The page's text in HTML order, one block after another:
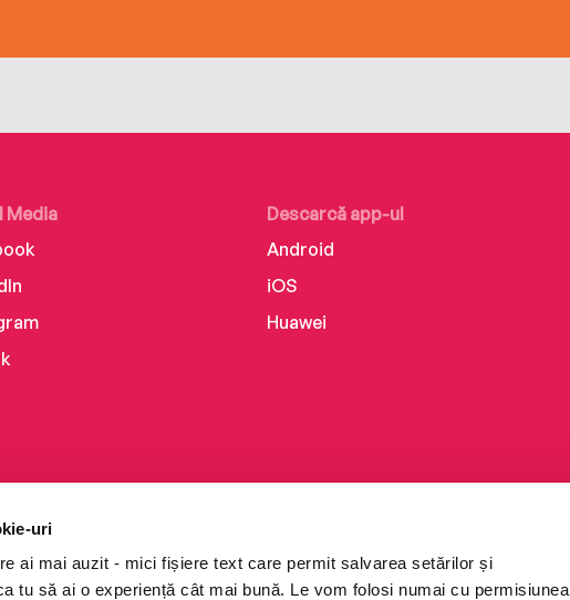
uri
ai mai auzit - mici fișiere text care permit salvarea setărilor și
tu să ai o experiență cât mai bună. Le vom folosi numai cu permisiunea
Media
Descarcă app-ul
Android
iOS
Huawei